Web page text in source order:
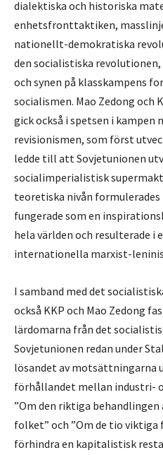
dialektiska och historiska
enhetsfronttaktiken,
nationellt-demokratiska
den socialistiska
och synen på klasskampens
socialismen. Mao Zedong och
gick också i spetsen i kampen
revisionismen, som först
ledde till att Sovjetunionen
socialimperialistisk
teoretiska nivån formulerades
fungerade som en
hela världen och resulterade i
internationella marxist-
I samband med det
också KKP och Mao Zedong
lärdomarna från det
Sovjetunionen redan under
lösandet av motsättningarna
förhållandet mellan industri-
”Om den riktiga
folket” och ”Om de tio viktiga
förhindra en kapitalistisk